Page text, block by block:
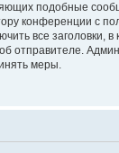
подобные
конференции с
все заголовки,
отправителе.
меры.